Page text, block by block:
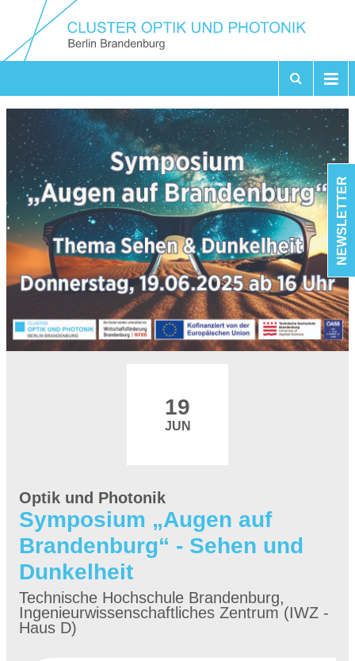
19
JUN
Optik und Photonik
Symposium „Augen auf
Brandenburg“ - Sehen und
Dunkelheit
Technische Hochschule Brandenburg,
Ingenieurwissenschaftliches Zentrum (IWZ -
Haus D)
NEWSLETTER